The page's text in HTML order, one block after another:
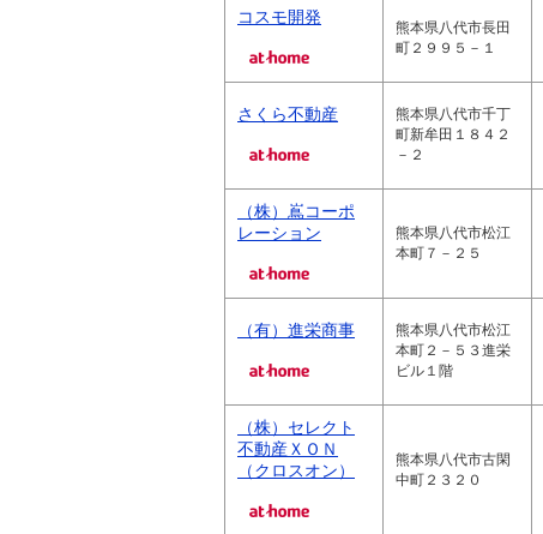
コスモ開発
熊本県八代市長田
町２９９５－１
さくら不動産
熊本県八代市千丁
町新牟田１８４２
－２
（株）嶌コーポ
レーション
熊本県八代市松江
本町７－２５
（有）進栄商事
熊本県八代市松江
本町２－５３進栄
ビル１階
（株）セレクト
不動産ＸＯＮ
（クロスオン）
熊本県八代市古閑
中町２３２０